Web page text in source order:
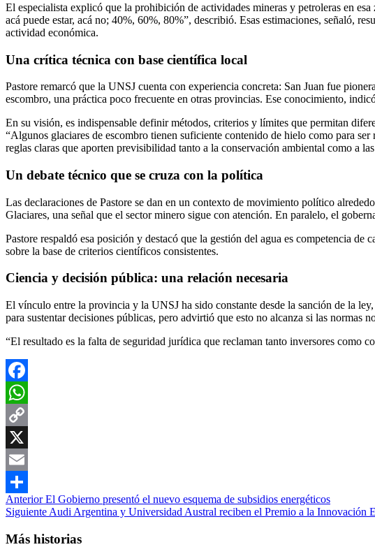
El especialista explicó que la prohibición de actividades mineras y petroleras en
acá puede estar, acá no; 40%, 60%, 80%”, describió. Esas estimaciones, señaló,
actividad económica.
Una crítica técnica con base científica local
Pastore remarcó que la UNSJ cuenta con experiencia concreta: San Juan fue
escombro, una práctica poco frecuente en otras provincias. Ese conocimiento,
En su visión, es indispensable definir métodos, criterios y límites que permitan
“Algunos glaciares de escombro tienen suficiente contenido de hielo como para
reglas claras que aporten previsibilidad tanto a la conservación ambiental como a
Un debate técnico que se cruza con la política
Las declaraciones de Pastore se dan en un contexto de movimiento político
Glaciares, una señal que el sector minero sigue con atención. En paralelo, el
Pastore respaldó esa posición y destacó que la gestión del agua es competencia
sobre la base de criterios científicos consistentes.
Ciencia y decisión pública: una relación necesaria
El vínculo entre la provincia y la UNSJ ha sido constante desde la sanción de la
para sustentar decisiones públicas, pero advirtió que esto no alcanza si las normas
“El resultado es la falta de seguridad jurídica que reclaman tanto inversores como
Facebook
WhatsApp
Copy
Link
X
Email
Compartir
Navegación
de
entradas
AnteriorEl Gobierno presentó el nuevo esquema de subsidios energéticos
Siguiente Audi Argentina y Universidad Austral reciben el Premio a la Innovación
Más historias